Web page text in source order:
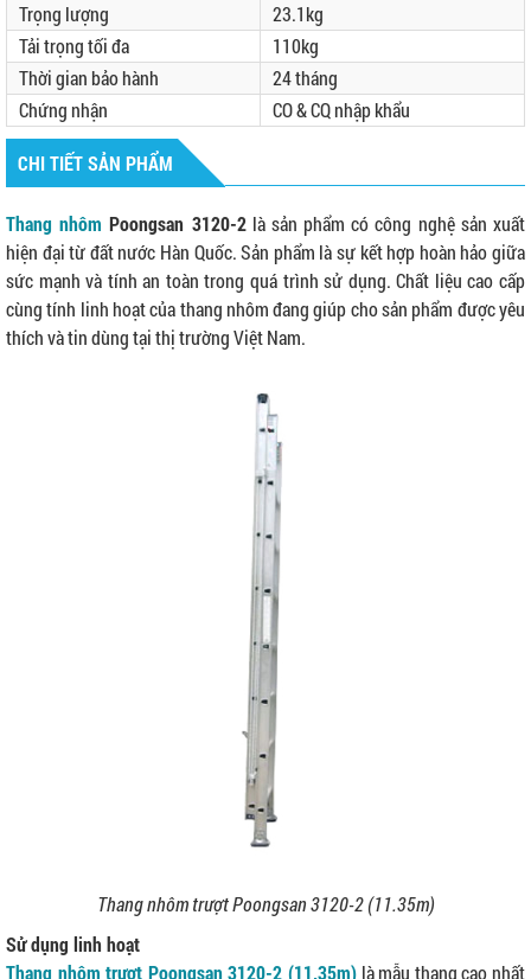
Trọng lượng
23.1kg
Tải trọng tối đa
110kg
Thời gian bảo hành
24 tháng
Chứng nhận
CO & CQ nhập khẩu
CHI TIẾT SẢN PHẨM
Thang nhôm Poongsan 3120-2là sản phẩm có công nghệ sản xuất
hiện đại từ đất nước Hàn Quốc. Sản phẩm là sự kết hợp hoàn hảo giữa
sức mạnh và tính an toàn trong quá trình sử dụng. Chất liệu cao cấp
cùng tính linh hoạt của thang nhôm đang giúp cho sản phẩm được yêu
thích và tin dùng tại thị trường Việt Nam.
Thang nhôm trượt Poongsan 3120-2 (11.35m)
Sử dụng linh hoạt
Thang nhôm trượt Poongsan 3120-2 (11.35m) là mẫu thang cao nhất